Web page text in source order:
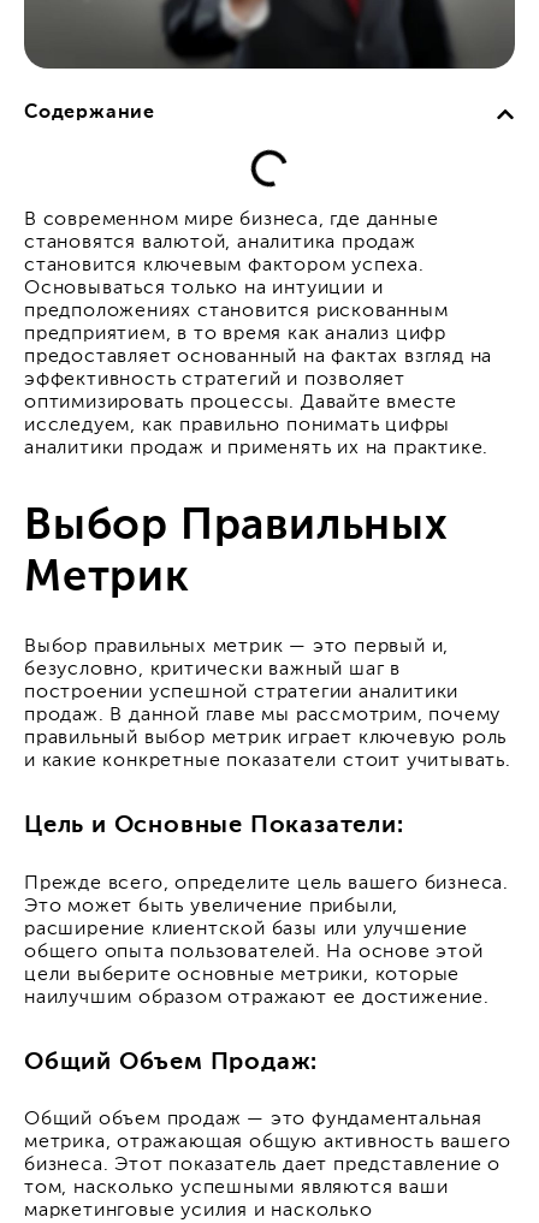
Содержание
В современном мире бизнеса, где данные
становятся валютой, аналитика продаж
становится ключевым фактором успеха.
Основываться только на интуиции и
предположениях становится рискованным
предприятием, в то время как анализ цифр
предоставляет основанный на фактах взгляд на
эффективность стратегий и позволяет
оптимизировать процессы. Давайте вместе
исследуем, как правильно понимать цифры
аналитики продаж и применять их на практике.
Выбор Правильных
Метрик
Выбор правильных метрик — это первый и,
безусловно, критически важный шаг в
построении успешной стратегии аналитики
продаж. В данной главе мы рассмотрим, почему
правильный выбор метрик играет ключевую роль
и какие конкретные показатели стоит учитывать.
Цель и Основные Показатели:
Прежде всего, определите цель вашего бизнеса.
Это может быть увеличение прибыли,
расширение клиентской базы или улучшение
общего опыта пользователей. На основе этой
цели выберите основные метрики, которые
наилучшим образом отражают ее достижение.
Общий Объем Продаж:
Общий объем продаж — это фундаментальная
метрика, отражающая общую активность вашего
бизнеса. Этот показатель дает представление о
том, насколько успешными являются ваши
маркетинговые усилия и насколько